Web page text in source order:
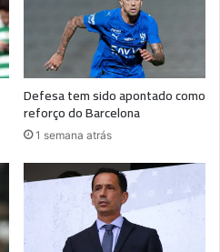
Defesa tem sido apontado como
reforço do Barcelona
1 semana atrás